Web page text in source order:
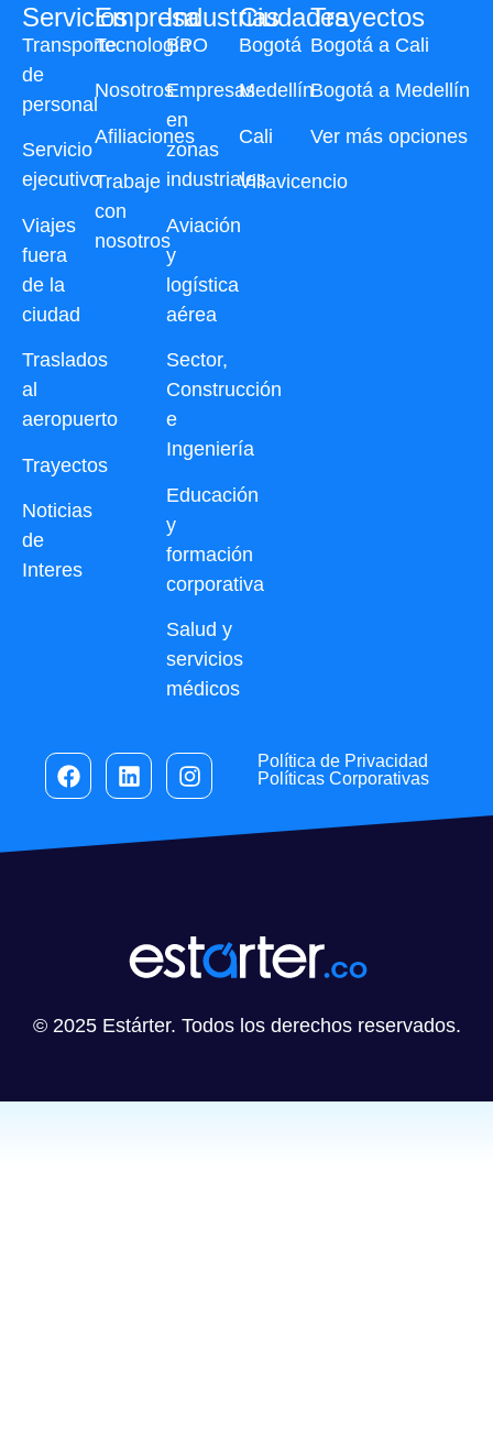
Servicios
Transporte
de
personal
Servicio
ejecutivo
Viajes
fuera
de la
ciudad
Traslados
al
aeropuerto
Trayectos
Noticias
de
Interes
Industrias
BPO
Empresas
en
zonas
industriales
Aviación
y
logística
aérea
Sector,
Construcción
e
Ingeniería
Educación
y
formación
corporativa
Salud y
servicios
médicos
Ciudades
Bogotá
Medellín
Cali
Villavicencio
Trayectos
Bogotá a Cali
Bogotá a Medellín
Ver más opciones
Empresa
Tecnología
Nosotros
Afiliaciones
Trabaje
con
nosotros
Política de Privacidad
Políticas Corporativas
© 2025 Estárter. Todos los derechos reservados.